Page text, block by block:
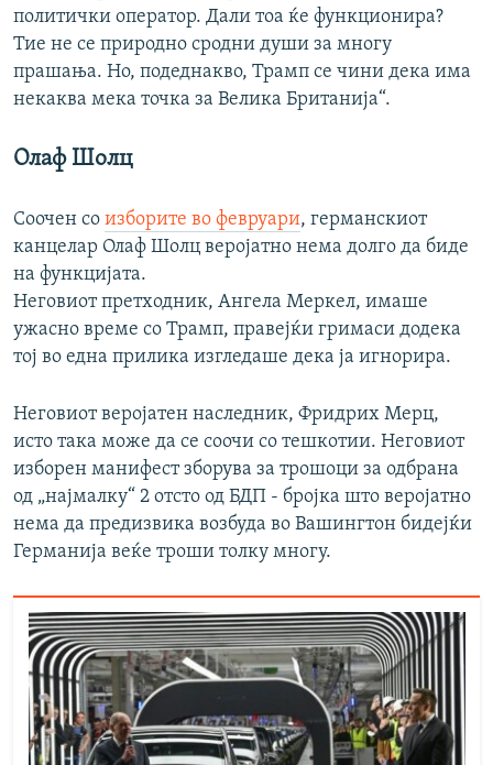
политички оператор. Дали тоа ќе функционира?
Тие не се природно сродни души за многу
прашања. Но, подеднакво, Трамп се чини дека има
некаква мека точка за Велика Британија“.
Олаф Шолц
Соочен со изборите во февруари, германскиот
канцелар Олаф Шолц веројатно нема долго да биде
на функцијата.
Неговиот претходник, Ангела Меркел, имаше
ужасно време со Трамп, правејќи гримаси додека
тој во една прилика изгледаше дека ја игнорира.
Неговиот веројатен наследник, Фридрих Мерц,
исто така може да се соочи со тешкотии. Неговиот
изборен манифест зборува за трошоци за одбрана
од „најмалку“ 2 отсто од БДП - бројка што веројатно
нема да предизвика возбуда во Вашингтон бидејќи
Германија веќе троши толку многу.